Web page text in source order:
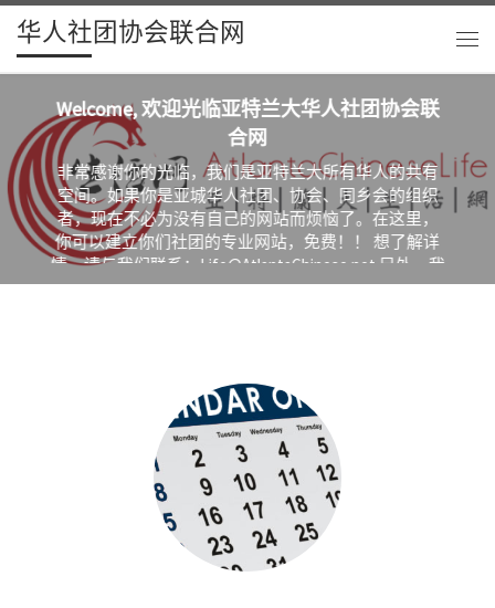
Skip to content
华人社团协会联合网
Welcome, 欢迎光临亚特兰大华人社团协会联
合网
非常感谢你的光临，我们是亚特兰大所有华人的共有
空间。如果你是亚城华人社团、协会、同乡会的组织
者，现在不必为没有自己的网站而烦恼了。在这里，
你可以建立你们社团的专业网站，免费！！ 想了解详
情，请与我们联系：Life@AtlantaChinese.net 另外，我
们的主网站是【亚特兰大生活网】，网址是
阅读